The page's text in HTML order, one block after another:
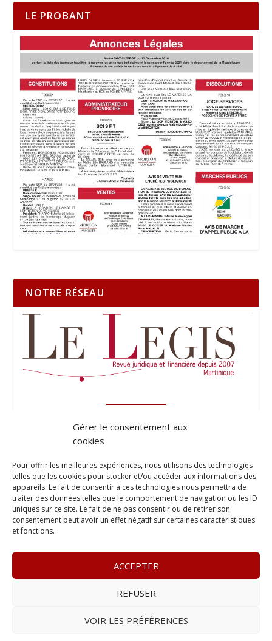
Gérer le consentement aux
cookies
Pour offrir les meilleures expériences, nous utilisons des technologies
telles que les cookies pour stocker et/ou accéder aux informations des
appareils. Le fait de consentir à ces technologies nous permettra de
traiter des données telles que le comportement de navigation ou les ID
uniques sur ce site. Le fait de ne pas consentir ou de retirer son
consentement peut avoir un effet négatif sur certaines caractéristiques
et fonctions.
ACCEPTER
REFUSER
VOIR LES PRÉFÉRENCES
LE PROBANT
NOTRE RÉSEAU
– www.leprobant.fr –
contact@leprobant.fr–